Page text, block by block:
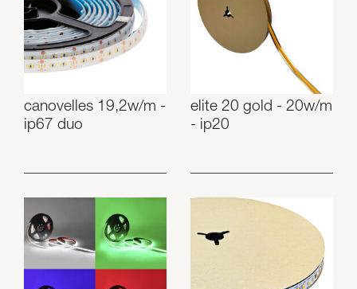
canovelles 19,2w/m -
ip67 duo
elite 20 gold - 20w/m
- ip20